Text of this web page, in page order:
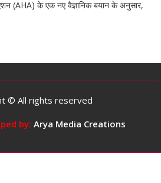
स्टडी
लिए
5
(AHA) के एक नए वैज्ञानिक बयान के अनुसार,
© All rights reserved
by: Arya Media Creations